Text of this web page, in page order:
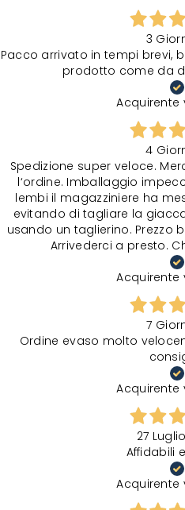
3
Pacco arrivato in tempi brevi,
prodotto come da
Acquirente
4
Spedizione super veloce.
l‘ordine. Imballaggio
lembi il magazziniere ha
evitando di tagliare la
usando un taglierino. Prezzo
Arrivederci a presto.
Acquirente
7
Ordine evaso molto
Acquirente
27
Affidabili
Acquirente